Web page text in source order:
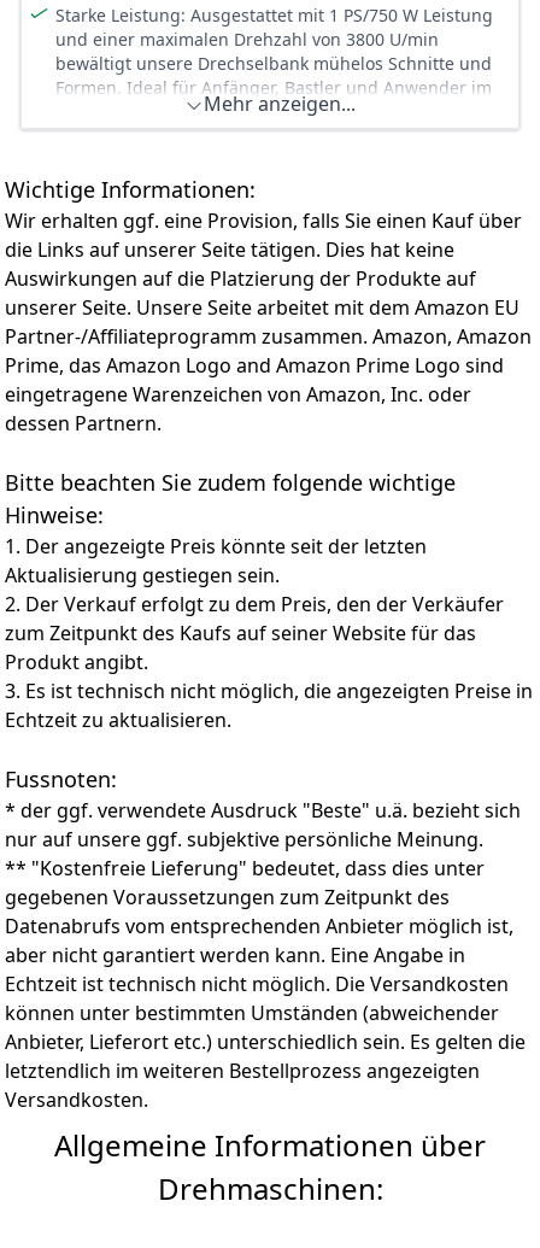
schmutzigen Umgebungen eine gute Leistung auf
【ANWENDUNG】Sehr gut geeignet zum Drehen von
Schälchen, Griffen, Korken, Kleinteilen oder
Schwalbenschwanzzapfen usw. Gute
Hartmetallwerkzeuge und lange Lebensdauer senken
die Werkzeugkosten
Starke Leistung: Ausgestattet mit 1 PS/750 W Leistung
und einer maximalen Drehzahl von 3800 U/min
bewältigt unsere Drechselbank mühelos Schnitte und
Formen. Ideal für Anfänger, Bastler und Anwender im
Drechseln von Schalen, Stiften, Tassen und kleinen
Schnitzereien. Eine großartige Möglichkeit, Ihre
Kreativität zu wecken und Ihre Holzbearbeitungsideen
zum Leben zu erwecken.
Problemloser Betrieb: Angetrieben von einem
bürstenlosen Gleichstrommotor – kein
Kohlebürstenwechsel erforderlich! Genießen Sie einen
reibungslosen, geräuscharmen Betrieb mit variabler
Drehzahlregelung von 150 bis 3800 U/min und ohne
manuelle Gangeinstellung.
minimiert Vibrationen und sorgt so für einen präzisen,
stabilen Betrieb – auch bei anspruchsvollen Aufgaben.
Sofort einsatzbereites Zubehörset: Diese elektrische
Drechselbank wird mit allen wichtigen Werkzeugen
und Teilen geliefert – alles, was Sie für den sofortigen
Einstieg benötigen. Sorgfältig verpackt für
Holzhandwerker, die direkt in ihr Handwerk einsteigen
möchten.
Mehr anzeigen...
Wichtige Informationen:
Wir erhalten ggf. eine Provision, falls Sie einen Kauf über
die Links auf unserer Seite tätigen. Dies hat keine
Auswirkungen auf die Platzierung der Produkte auf
unserer Seite. Unsere Seite arbeitet mit dem Amazon EU
Partner-/Affiliateprogramm zusammen. Amazon, Amazon
Prime, das Amazon Logo and Amazon Prime Logo sind
eingetragene Warenzeichen von Amazon, Inc. oder
dessen Partnern.
Bitte beachten Sie zudem folgende wichtige
Hinweise:
1. Der angezeigte Preis könnte seit der letzten
Aktualisierung gestiegen sein.
2. Der Verkauf erfolgt zu dem Preis, den der Verkäufer
zum Zeitpunkt des Kaufs auf seiner Website für das
Produkt angibt.
3. Es ist technisch nicht möglich, die angezeigten Preise in
Echtzeit zu aktualisieren.
Fussnoten:
* der ggf. verwendete Ausdruck "Beste" u.ä. bezieht sich
nur auf unsere ggf. subjektive persönliche Meinung.
** "Kostenfreie Lieferung" bedeutet, dass dies unter
gegebenen Voraussetzungen zum Zeitpunkt des
Datenabrufs vom entsprechenden Anbieter möglich ist,
aber nicht garantiert werden kann. Eine Angabe in
Echtzeit ist technisch nicht möglich. Die Versandkosten
können unter bestimmten Umständen (abweichender
Anbieter, Lieferort etc.) unterschiedlich sein. Es gelten die
letztendlich im weiteren Bestellprozess angezeigten
Versandkosten.
Allgemeine Informationen über
Drehmaschinen: